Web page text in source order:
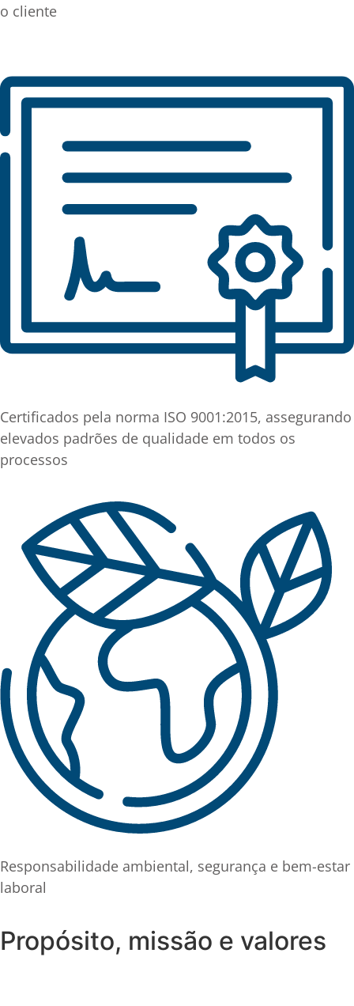
o cliente
Certificados pela norma ISO 9001:2015, assegurando
elevados padrões de qualidade em todos os
processos
Responsabilidade ambiental, segurança e bem-estar
laboral
Propósito, missão e valores